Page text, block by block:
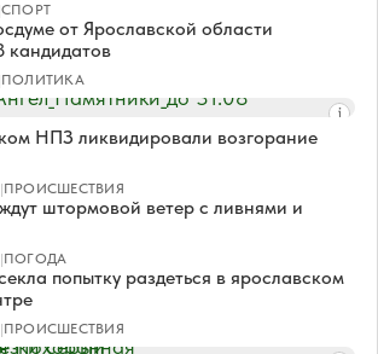
СПОРТ
от Ярославской области
кандидатов
ПОЛИТИКА
НПЗ ликвидировали возгорание
|ПРОИСШЕСТВИЯ
штормовой ветер с ливнями и
|ПОГОДА
попытку раздеться в ярославском
|ПРОИСШЕСТВИЯ